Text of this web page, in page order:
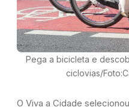
Pega a bicicleta e
ciclovias/
O Viva a Cidade